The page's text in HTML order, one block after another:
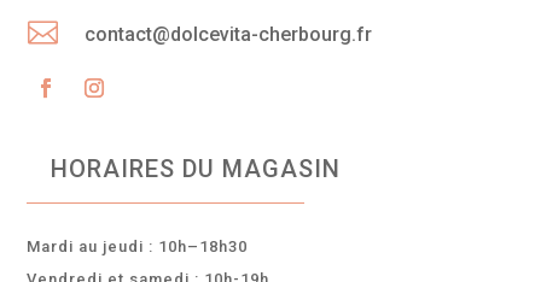
 contact@dolcevita-cherbourg.fr
HORAIRES DU MAGASIN
Mardi au jeudi : 10h–18h30